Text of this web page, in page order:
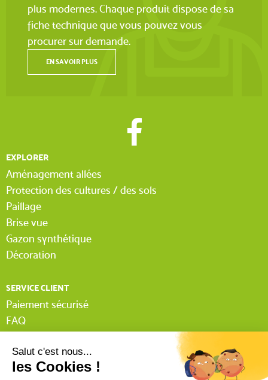
plus modernes. Chaque produit dispose de sa
fiche technique que vous pouvez vous
procurer sur demande.
EN SAVOIR PLUS
EXPLORER
Aménagement allées
Protection des cultures / des sols
Paillage
Brise vue
Gazon synthétique
Décoration
SERVICE CLIENT
Paiement sécurisé
FAQ
Lexique Tissnet
Suivi commande invité